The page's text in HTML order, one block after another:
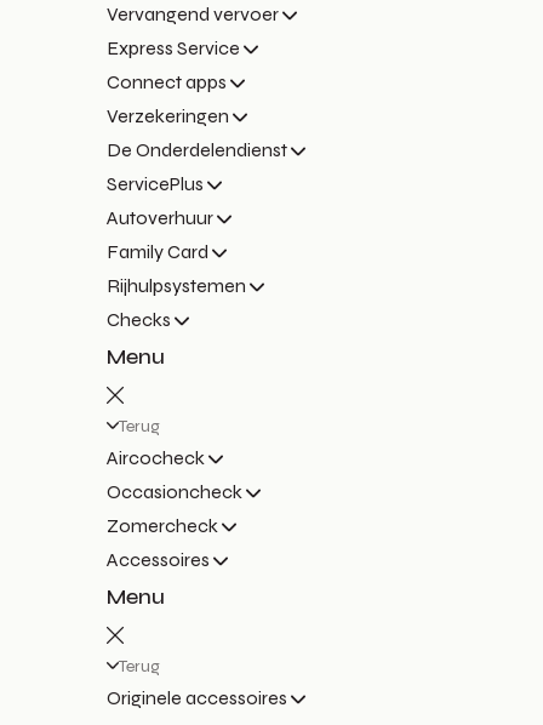
Vervangend vervoer
Express Service
Connect apps
Verzekeringen
De Onderdelendienst
ServicePlus
Autoverhuur
Family Card
Rijhulpsystemen
Checks
Menu
Terug
Aircocheck
Occasioncheck
Zomercheck
Accessoires
Menu
Terug
Originele accessoires